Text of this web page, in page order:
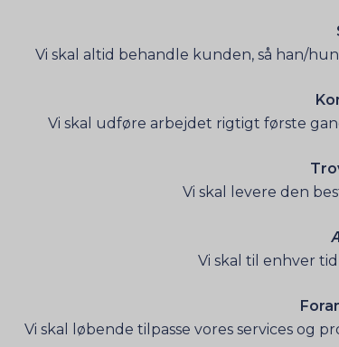
Vi skal altid behandle kunden, så han/
Vi skal udføre arbejdet rigtigt første
Vi skal levere den
Vi skal til enhver
Vi skal løbende tilpasse vores services og